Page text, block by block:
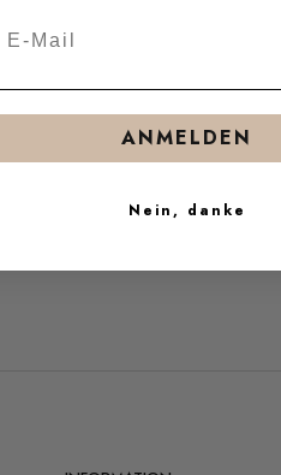
ANMELDEN
Nein, danke